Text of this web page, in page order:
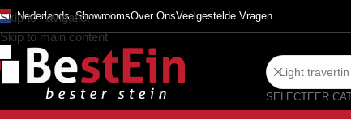
Skip to navigation
Skip to main content
Nederlands ShowroomsOver OnsVeelgestelde Vragen